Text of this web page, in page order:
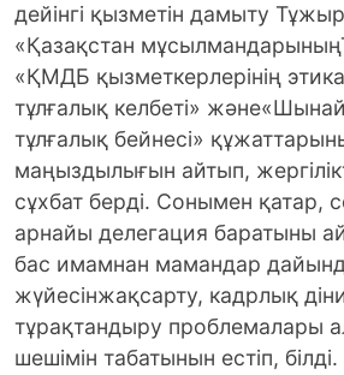
дейінгі қызметін дамыту
«Қазақстан
«ҚМДБ қызметкерлерінің
тұлғалық келбеті»
тұлғалық бейнесі»
маңыздылығын айтып,
сұхбат берді. Сонымен қатар,
арнайы делегация баратыны
бас имамнан мамандар
жүйесінжақсарту, кадрлық
тұрақтандыру проблемалары
шешімін табатынын естіп, білді.